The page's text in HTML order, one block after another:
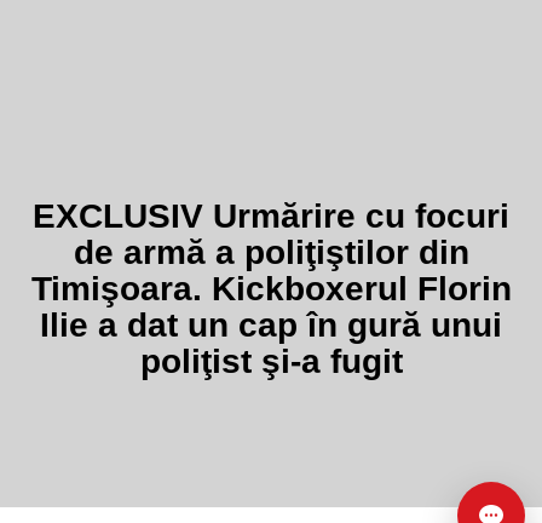
EXCLUSIV Urmărire cu focuri
de armă a poliţiştilor din
Timişoara. Kickboxerul Florin
Ilie a dat un cap în gură unui
poliţist şi-a fugit